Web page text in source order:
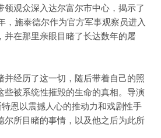
领观众深入达尔富尔市中心，揭示了
，施泰德尔作为官方军事观察员进入
并在那里亲眼目睹了长达数年的屠
并经历了这一切，随后带着自己的照
些被系统性摧毁的生命的真相。导演
特恩以震撼人心的推动力和戏剧性手
尔所目睹的事情，以及他之后为此所